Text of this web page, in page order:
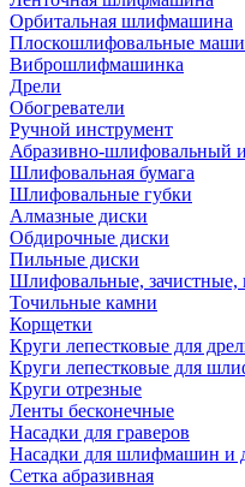
Орбитальная шлифмашина
Плоскошлифовальные
Виброшлифмашинка
Дрели
Обогреватели
Ручной инструмент
Абразивно-шлифовальный
Шлифовальная бумага
Шлифовальные губки
Алмазные диски
Обдирочные диски
Пильные диски
Шлифовальные, зачистные,
Точильные камни
Корщетки
Круги лепестковые для
Круги лепестковые для
Круги отрезные
Ленты бесконечные
Насадки для граверов
Насадки для шлифмашин и
Сетка абразивная